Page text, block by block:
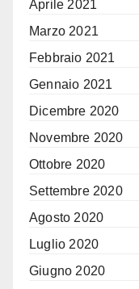
Aprile 2021
Marzo 2021
Febbraio 2021
Gennaio 2021
Dicembre 2020
Novembre 2020
Ottobre 2020
Settembre 2020
Agosto 2020
Luglio 2020
Giugno 2020